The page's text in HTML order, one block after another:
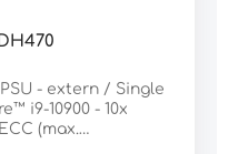
- extern / Single
i9-10900 - 10x
(max.